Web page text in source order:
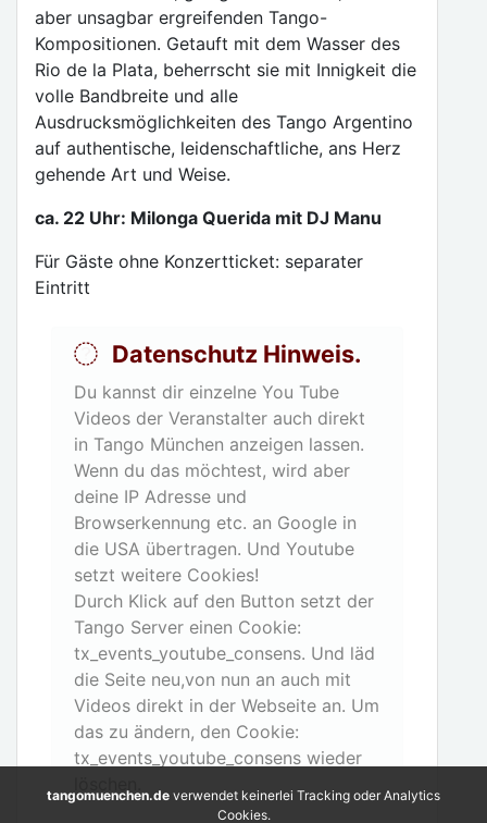
aber unsagbar ergreifenden Tango-
Kompositionen. Getauft mit dem Wasser des
Rio de la Plata, beherrscht sie mit Innigkeit die
volle Bandbreite und alle
Ausdrucksmöglichkeiten des Tango Argentino
auf authentische, leidenschaftliche, ans Herz
gehende Art und Weise.
ca. 22 Uhr: Milonga Querida mit DJ Manu
Für Gäste ohne Konzertticket: separater
Eintritt
Datenschutz Hinweis.
Du kannst dir einzelne You Tube
Videos der Veranstalter auch direkt
in Tango München anzeigen lassen.
Wenn du das möchtest, wird aber
deine IP Adresse und
Browserkennung etc. an Google in
die USA übertragen. Und Youtube
setzt weitere Cookies!
Durch Klick auf den Button setzt der
Tango Server einen Cookie:
tx_events_youtube_consens. Und läd
die Seite neu,von nun an auch mit
Videos direkt in der Webseite an. Um
das zu ändern, den Cookie:
tx_events_youtube_consens wieder
tangomuenchen.de verwendet keinerlei Tracking oder Analytics
Cookies.